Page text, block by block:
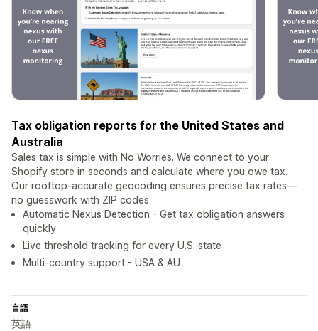
Tax obligation reports for the United States and
Australia
Sales tax is simple with No Worries. We connect to your
Shopify store in seconds and calculate where you owe tax.
Our rooftop-accurate geocoding ensures precise tax rates—
no guesswork with ZIP codes.
Automatic Nexus Detection - Get tax obligation answers
quickly
Live threshold tracking for every U.S. state
Multi-country support - USA & AU
言語
英語